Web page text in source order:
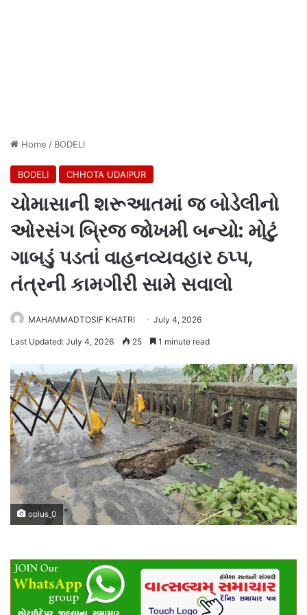
Home / BODELI
BODELI CHHOTA UDAIPUR
ચોમાસાની શરૂઆતમાં જ બોડેલીનો
ઓરસંગ બ્રિજ જોખમી બન્યો: મોટું
ગાબડું પડતાં વાહનવ્યવહાર ઠપ્પ,
તંત્રની કામગીરી સામે સવાલો
MAHAMMADTOSIF KHATRI July 4, 2026
Last Updated: July 4, 2026 25 1 minute read
oplus_0